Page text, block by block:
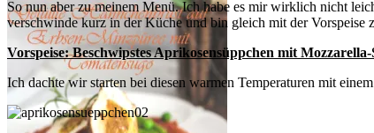
So nun aber zu meinem Menü. Ich habe es mir wirklich nicht
verschwinde kurz in der Küche und bin gleich mit der Vorspeise
Vorspeise: Beschwipstes Aprikosensüppchen mit Mozzarella-
Ich dachte wir starten bei diesen warmen Temperaturen mit